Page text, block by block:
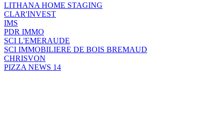
LITHANA HOME STAGING
CLAR'INVEST
IMS
PDR IMMO
SCI L'EMERAUDE
SCI IMMOBILIERE DE BOIS BREMAUD
CHRISVON
PIZZA NEWS 14